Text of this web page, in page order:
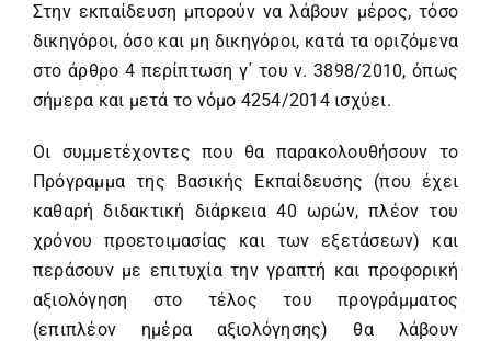
Στην εκπαίδευση μπορούν να λάβουν μέρος, τόσο
δικηγόροι, όσο και μη δικηγόροι, κατά τα οριζόμενα
στο άρθρο 4 περίπτωση γ΄ του ν. 3898/2010, όπως
σήμερα και μετά το νόμο 4254/2014 ισχύει.
Οι συμμετέχοντες που θα παρακολουθήσουν το
Πρόγραμμα της Βασικής Εκπαίδευσης (που έχει
καθαρή διδακτική διάρκεια 40 ωρών, πλέον του
χρόνου προετοιμασίας και των εξετάσεων) και
περάσουν με επιτυχία την γραπτή και προφορική
αξιολόγηση στο τέλος του προγράμματος
(επιπλέον ημέρα αξιολόγησης) θα λάβουν